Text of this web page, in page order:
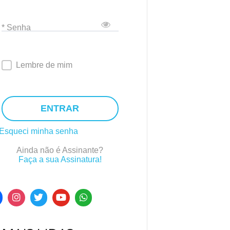
* Senha
Lembre de mim
ENTRAR
Esqueci minha senha
Ainda não é Assinante?
Faça a sua Assinatura!